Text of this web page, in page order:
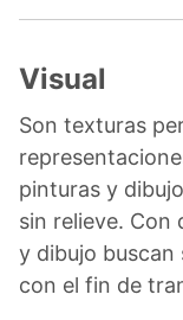
Visual
Son texturas
pinturas y
sin relieve. Con
y dibujo buscan
con el fin de